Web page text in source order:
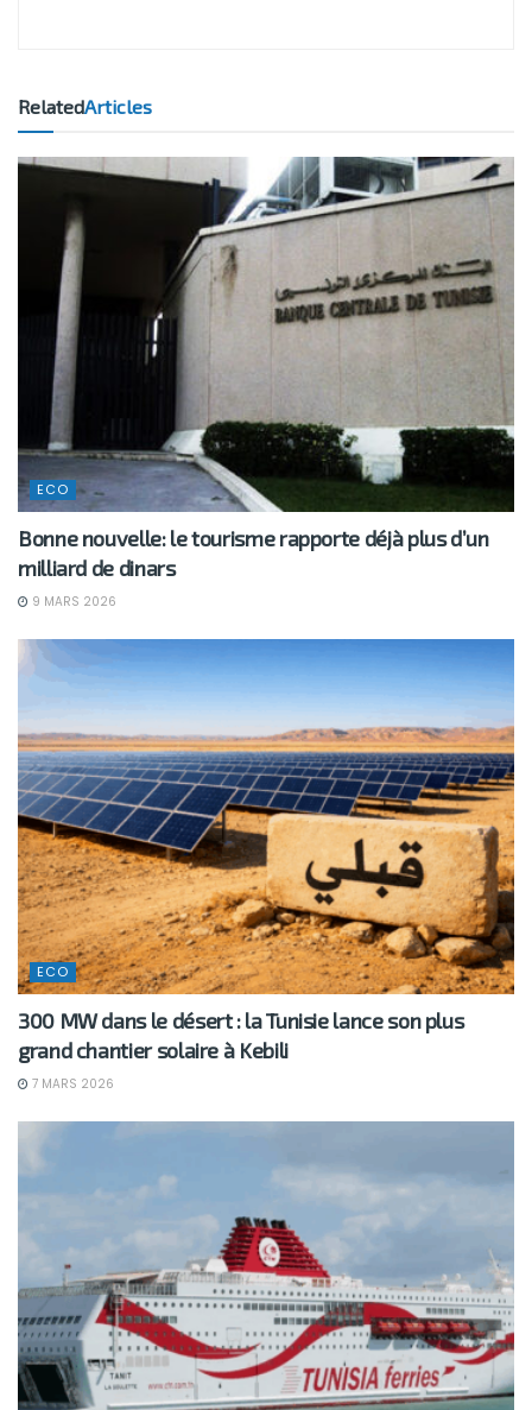
RelatedArticles
ECO
Bonne nouvelle: le tourisme rapporte déjà plus d’un
milliard de dinars
9 MARS 2026
ECO
300 MW dans le désert : la Tunisie lance son plus
grand chantier solaire à Kebili
7 MARS 2026